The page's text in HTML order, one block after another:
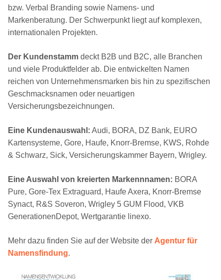
bzw. Verbal Branding sowie Namens- und
Markenberatung. Der Schwerpunkt liegt auf komplexen,
internationalen Projekten.
Der Kundenstamm deckt B2B und B2C, alle Branchen
und viele Produktfelder ab. Die entwickelten Namen
reichen von Unternehmensmarken bis hin zu spezifischen
Geschmacksnamen oder neuartigen
Versicherungsbezeichnungen.
Eine Kundenauswahl: Audi, BORA, DZ Bank, EURO
Kartensysteme, Gore, Haufe, Knorr-Bremse, KWS, Rohde
& Schwarz, Sick, Versicherungskammer Bayern, Wrigley.
Eine Auswahl von kreierten Markennnamen: BORA
Pure, Gore-Tex Extraguard, Haufe Axera, Knorr-Bremse
Synact, R&S Soveron, Wrigley 5 GUM Flood, VKB
GenerationenDepot, Wertgarantie linexo.
Mehr dazu finden Sie auf der Website der Agentur für
Namensfindung.